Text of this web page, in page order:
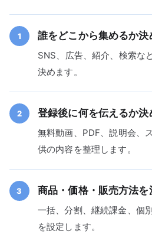
1 誰をどこから集めるか決
SNS、広告、紹介、検索な
決めます。
2 登録後に何を伝えるか決
無料動画、PDF、説明会、
供の内容を整理します。
3 商品・価格・販売方法を
一括、分割、継続課金、個
を設定します。